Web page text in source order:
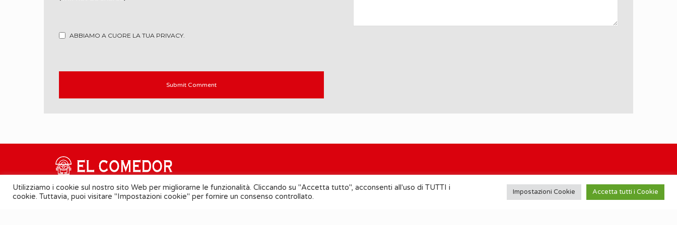
ABBIAMO A CUORE LA TUA PRIVACY.
Utilizziamo i cookie sul nostro sito Web per migliorarne le funzionalità. Cliccando su "Accetta tutto", acconsenti all'uso di TUTTI i
cookie. Tuttavia, puoi visitare "Impostazioni cookie" per fornire un consenso controllato.
Impostazioni Cookie Accetta tutti i Cookie